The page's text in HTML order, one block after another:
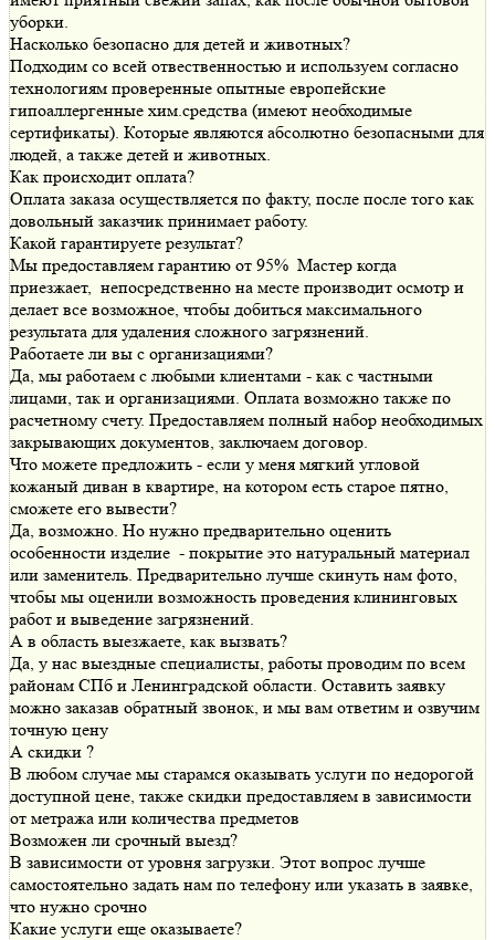
уборки.
Насколько безопасно для детей и животных?
Подходим со всей отвественностью и используем согласно
технологиям проверенные опытные европейские
гипоаллергенные хим.средства (имеют необходимые
сертификаты). Которые являются абсолютно безопасными для
людей, а также детей и животных.
Как происходит оплата?
Оплата заказа осуществляется по факту, после после того как
довольный заказчик принимает работу.
Какой гарантируете результат?
Мы предоставляем гарантию от 95% Мастер когда
приезжает, непосредственно на месте производит осмотр и
делает все возможное, чтобы добиться максимального
результата для удаления сложного загрязнений.
Работаете ли вы с организациями?
Да, мы работаем с любыми клиентами - как с частными
лицами, так и организациями. Оплата возможно также по
расчетному счету. Предоставляем полный набор необходимых
закрывающих документов, заключаем договор.
Что можете предложить - если у меня мягкий угловой
кожаный диван в квартире, на котором есть старое пятно,
сможете его вывести?
Да, возможно. Но нужно предварительно оценить
особенности изделие - покрытие это натуральный материал
или заменитель. Предварительно лучше скинуть нам фото,
чтобы мы оценили возможность проведения клининговых
работ и выведение загрязнений.
А в область выезжаете, как вызвать?
Да, у нас выездные специалисты, работы проводим по всем
районам СПб и Ленинградской области. Оставить заявку
можно заказав обратный звонок, и мы вам ответим и озвучим
точную цену
А скидки ?
В любом случае мы старамся оказывать услуги по недорогой
доступной цене, также скидки предоставляем в зависимости
от метража или количества предметов
Возможен ли срочный выезд?
В зависимости от уровня загрузки. Этот вопрос лучше
самостоятельно задать нам по телефону или указать в заявке,
что нужно срочно
Какие услуги еще оказываете?